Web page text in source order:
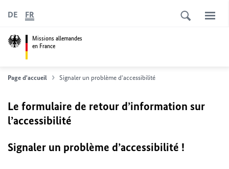
Missions allemandes
en France
DE FR
Page d'accueil Signaler un problème d'accessibilité
Le formulaire de retour d’information sur
l’accessibilité
Signaler un problème d’accessibilité !